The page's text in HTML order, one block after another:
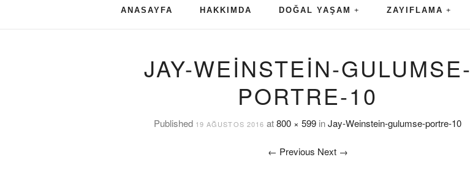
ANASAYFA HAKKIMDA DOĞAL YAŞAM ZAYIFLAMA
JAY-WEINSTEIN-GULUMSE-
PORTRE-10
Published 19 AĞUSTOS 2016 at800 × 599 inJay-Weinstein-gulumse-portre-10
← Previous Next →